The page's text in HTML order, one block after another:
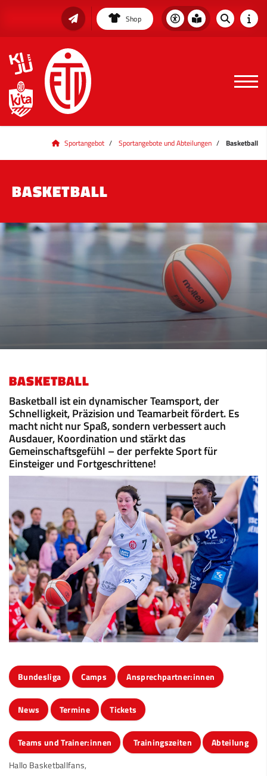
Shop
Sportangebot Sportangebote und Abteilungen Basketball
BASKETBALL
BASKETBALL
Basketball ist ein dynamischer Teamsport, der
Schnelligkeit, Präzision und Teamarbeit fördert. Es
macht nicht nur Spaß, sondern verbessert auch
Ausdauer, Koordination und stärkt das
Gemeinschaftsgefühl – der perfekte Sport für
Einsteiger und Fortgeschrittene!
Bundesliga Camps Ansprechpartner:innen
News Termine Tickets
Teams und Trainer:innen Trainingszeiten Abteilung
Hallo Basketballfans,